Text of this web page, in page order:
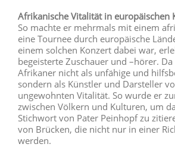
Afrikanische Vitalität in europäischen
So machte er mehrmals mit einem
eine Tournee durch europäische
einem solchen Konzert dabei war,
begeisterte Zuschauer und –hörer.
Afrikaner nicht als unfähige und
sondern als Künstler und Darsteller
ungewohnten Vitalität. So wurde er
zwischen Völkern und Kulturen, um
Stichwort von Pater Peinhopf zu
von Brücken, die nicht nur in einer
werden.